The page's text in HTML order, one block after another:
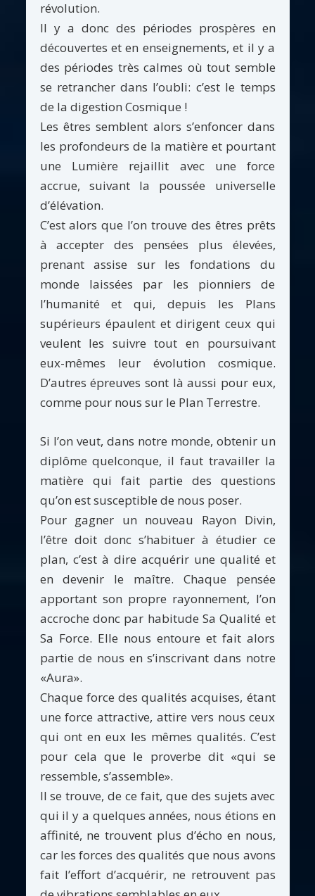
révolution.
Il y a donc des périodes prospères en
découvertes et en enseignements, et il y a
des périodes très calmes où tout semble
se retrancher dans l’oubli: c’est le temps
de la digestion Cosmique !
Les êtres semblent alors s’enfoncer dans
les profondeurs de la matière et pourtant
une Lumière rejaillit avec une force
accrue, suivant la poussée universelle
d’élévation.
C’est alors que l’on trouve des êtres prêts
à accepter des pensées plus élevées,
prenant assise sur les fondations du
monde laissées par les pionniers de
l’humanité et qui, depuis les Plans
supérieurs épaulent et dirigent ceux qui
veulent les suivre tout en poursuivant
eux-mêmes leur évolution cosmique.
D’autres épreuves sont là aussi pour eux,
comme pour nous sur le Plan Terrestre.
Si l’on veut, dans notre monde, obtenir un
diplôme quelconque, il faut travailler la
matière qui fait partie des questions
qu’on est susceptible de nous poser.
Pour gagner un nouveau Rayon Divin,
l’être doit donc s’habituer à étudier ce
plan, c’est à dire acquérir une qualité et
en devenir le maître. Chaque pensée
apportant son propre rayonnement, l’on
accroche donc par habitude Sa Qualité et
Sa Force. Elle nous entoure et fait alors
partie de nous en s’inscrivant dans notre
«Aura».
Chaque force des qualités acquises, étant
une force attractive, attire vers nous ceux
qui ont en eux les mêmes qualités. C’est
pour cela que le proverbe dit «qui se
ressemble, s’assemble».
Il se trouve, de ce fait, que des sujets avec
qui il y a quelques années, nous étions en
affinité, ne trouvent plus d’écho en nous,
car les forces des qualités que nous avons
fait l’effort d’acquérir, ne retrouvent pas